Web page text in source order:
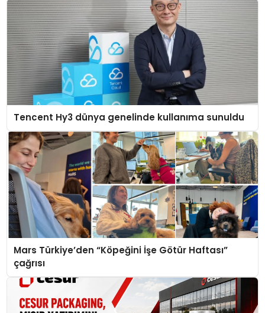
Tencent Hy3 dünya genelinde kullanıma sunuldu
Mars Türkiye’den “Köpeğini İşe Götür Haftası”
çağrısı